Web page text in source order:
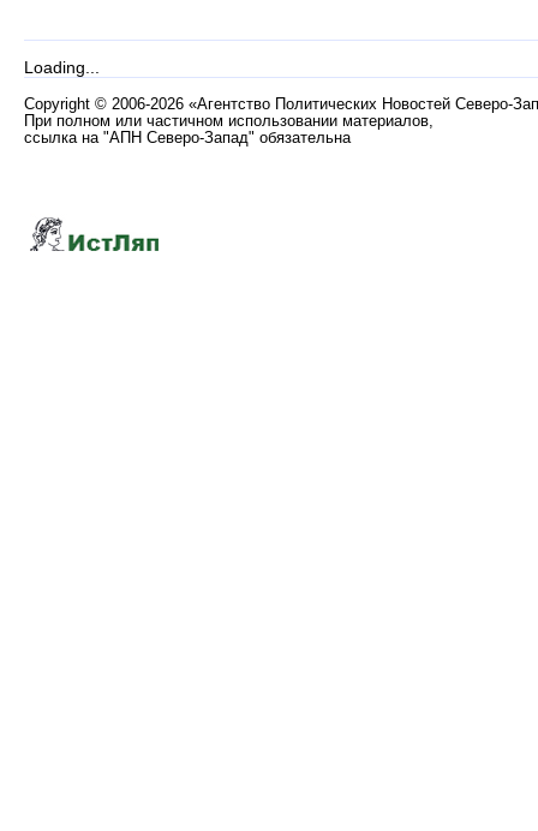
Loading...
Copyright © 2006-2026 «Агентство Политических Новостей Северо-
При полном или частичном использовании материалов,
ссылка на "АПН Северо-Запад" обязательна